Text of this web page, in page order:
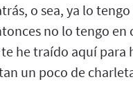
o sea, ya lo
no lo tengo en
he traído aquí para
un poco de